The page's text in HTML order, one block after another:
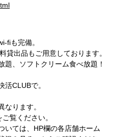
fiも完備。
貸出品もご用意しております。
題、ソフトクリーム食べ放題！
CLUBで。
ります。
覧ください。
いては、HP欄の各店舗ホーム